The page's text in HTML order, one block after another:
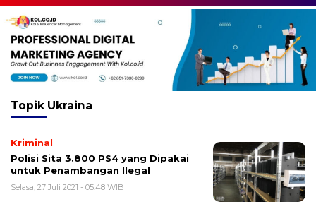
Topik Ukraina
Kriminal
Polisi Sita 3.800 PS4 yang Dipakai
untuk Penambangan Ilegal
Selasa, 27 Juli 2021 - 05:48 WIB